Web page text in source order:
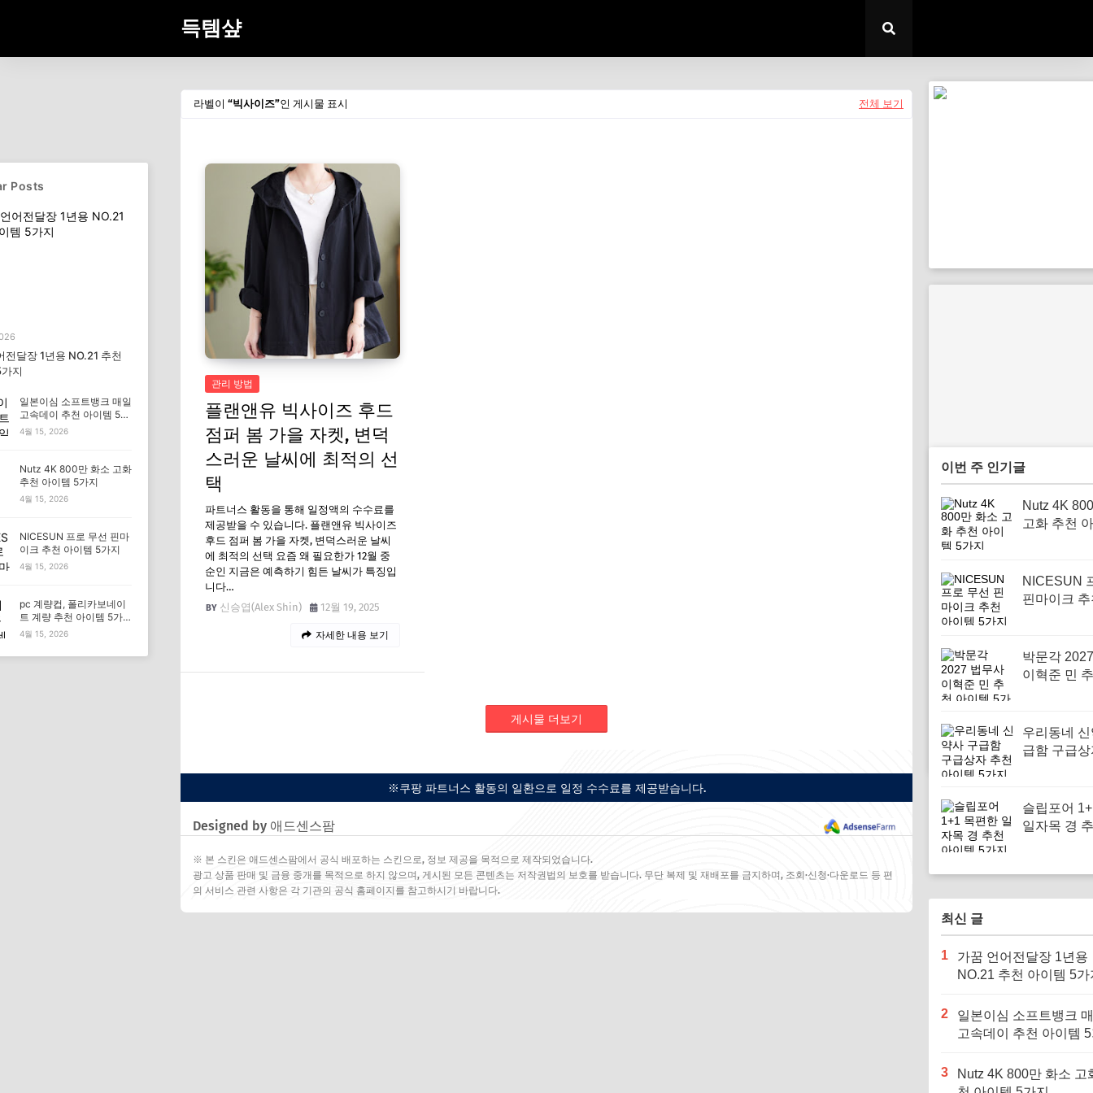
득템샾
라벨이 빅사이즈 인 게시물 표시 전체 보기
관리 방법
플랜앤유 빅사이즈 후드
점퍼 봄 가을 자켓, 변덕
스러운 날씨에 최적의 선
택
파트너스 활동을 통해 일정액의 수수료를
제공받을 수 있습니다. 플랜앤유 빅사이즈
후드 점퍼 봄 가을 자켓, 변덕스러운 날씨
에 최적의 선택 요즘 왜 필요한가 12월 중
순인 지금은 예측하기 힘든 날씨가 특징입
니다…
신승엽(Alex Shin)
12월 19, 2025
자세한 내용 보기
게시물 더보기
※쿠팡 파트너스 활동의 일환으로 일정 수수료를 제공받습니다.
Designed by 애드센스팜
※ 본 스킨은 애드센스팜에서 공식 배포하는 스킨으로, 정보 제공을 목적으로 제작되었습니다.
광고 상품 판매 및 금융 중개를 목적으로 하지 않으며, 게시된 모든 콘텐츠는 저작권법의 보호를 받습니다. 무단 복제 및 재배포를 금지하며, 조회·신청·다운로드 등 편
의 서비스 관련 사항은 각 기관의 공식 홈페이지를 참고하시기 바랍니다.
이번 주 인기글
Nutz 4K
고화 추천
NICESUN
핀마이크
박문각
이혁준 민
우리동네
급함 구급
슬립포어
일자목 경
최신 글
1
가꿈 언어전달장 1년용
NO.21 추천 아이템 5가
2
일본이심 소프트뱅크
고속데이 추천 아이템
3
Nutz 4K 800만 화소 고
Posts
전달장 1년용 NO.21 추천
지
일본이심 소프트뱅크 매일
고속데이 추천 아이템 5가
지
4월 15, 2026
Nutz 4K 800만 화소 고화
추천 아이템 5가지
4월 15, 2026
NICESUN 프로 무선 핀마
이크 추천 아이템 5가지
4월 15, 2026
pc 계량컵, 폴리카보네이
트 계량 추천 아이템 5가
지
4월 15, 2026